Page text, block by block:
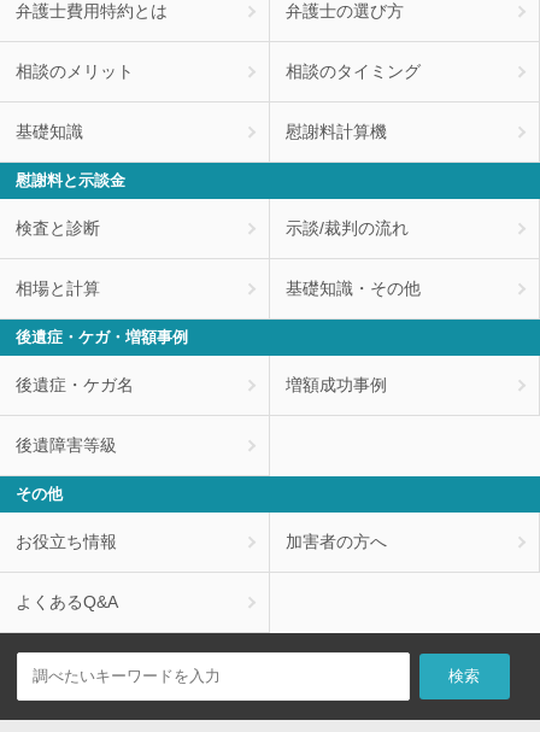
弁護士費用特約とは 弁護士の選び方
相談のメリット 相談のタイミング
基礎知識 慰謝料計算機
慰謝料と示談金
検査と診断 示談/裁判の流れ
相場と計算 基礎知識・その他
後遺症・ケガ・増額事例
後遺症・ケガ名 増額成功事例
後遺障害等級
その他
お役立ち情報 加害者の方へ
よくあるQ&A